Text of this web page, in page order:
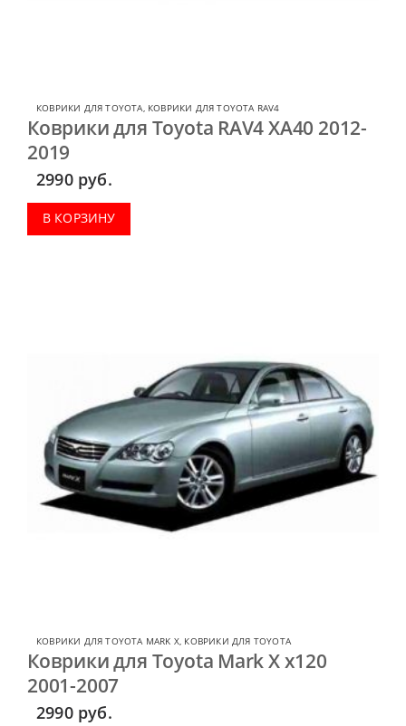
КОВРИКИ ДЛЯ TOYOTA, КОВРИКИ ДЛЯ TOYOTA RAV4
Коврики для Toyota RAV4 XA40 2012-
2019
2990 руб.
В КОРЗИНУ
КОВРИКИ ДЛЯ TOYOTA MARK X, КОВРИКИ ДЛЯ TOYOTA
Коврики для Toyota Mark X x120
2001-2007
2990 руб.